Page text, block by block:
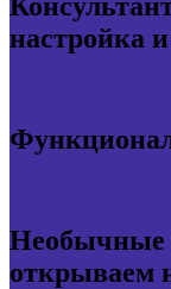
настройка
Необычные
открываем